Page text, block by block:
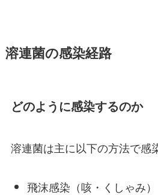
溶連菌の感染経路
どのように感染するのか
溶連菌は主に以下の方法で感
飛沫感染（咳・くしゃみ）